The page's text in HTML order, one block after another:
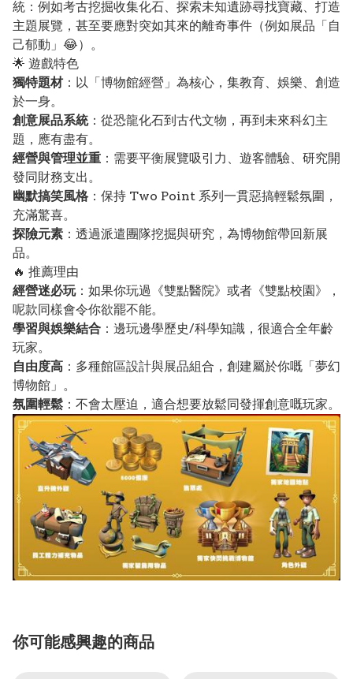
統：例如考古挖掘收集化石、探索未知遺跡尋找寶藏、打造
主題展覽，甚至要應對突如其來的離奇事件（例如展品「自
己郁動」😂）。
🌟 遊戲特色
獨特題材：以「博物館經營」為核心，集教育、娛樂、創造
於一身。
創意展品系統：從恐龍化石到古代文物，再到未來科幻主
題，應有盡有。
經營與管理並重 ：需要平衡展覽吸引力、遊客體驗、研究開
發同財務支出。
幽默搞笑風格 ：保持 Two Point 系列一貫惡搞輕鬆氛圍，
充滿驚喜。
探險元素 ：透過派遣團隊挖掘與研究，為博物館帶回新展
品。
🔥 推薦理由
經營迷必玩：如果你玩過《雙點醫院》或者《雙點校園》，
呢款同樣會令你欲罷不能。
學習與娛樂結合 ：邊玩邊學歷史/科學知識，很適合全年齡
玩家。
自由度高 ：多種館區設計與展品組合，創建屬於你嘅「夢幻
博物館」。
氛圍輕鬆 ：不會太壓迫，適合想要放鬆同發揮創意嘅玩家。
你可能感興趣的商品